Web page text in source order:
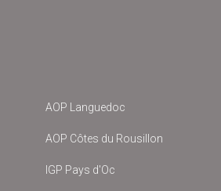
AOP Languedoc
AOP Côtes du Rousillon
IGP Pays d'Oc